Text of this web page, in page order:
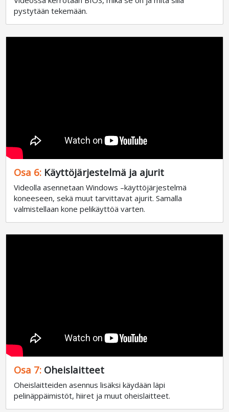
pystytään tekemään.
Osa 6: Käyttöjärjestelmä ja ajurit
Videolla asennetaan Windows –käyttöjärjestelmä
koneeseen, sekä muut tarvittavat ajurit. Samalla
valmistellaan kone pelikäyttöä varten.
Osa 7: Oheislaitteet
Oheislaitteiden asennus lisäksi käydään läpi
pelinäppäimistöt, hiiret ja muut oheislaitteet.